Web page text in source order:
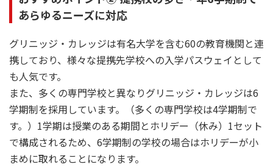
あらゆるニーズに対応
グリニッジ・カレッジは有名大学を含む60の教育機関と連
携しており、様々な提携先学校への入学パスウェイとして
も人気です。
また、多くの専門学校と異なりグリニッジ・カレッジは6
学期制を採用しています。（多くの専門学校は4学期制で
す。）1学期は授業のある期間とホリデー（休み）1セット
で構成されるため、6学期制の学校の場合はホリデーが小
まめに取れることになります。